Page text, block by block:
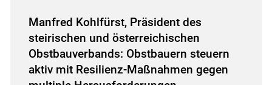
Manfred Kohlfürst, Präsident des
steirischen und österreichischen
Obstbauverbands: Obstbauern steuern
aktiv mit Resilienz-Maßnahmen gegen